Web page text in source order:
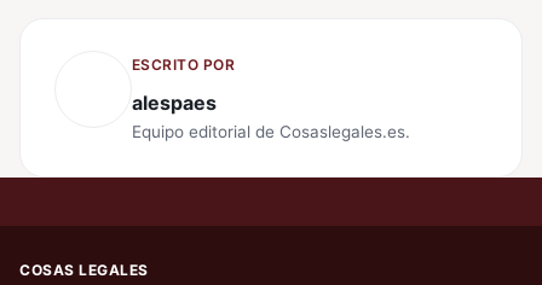
ESCRITO POR
alespaes
Equipo editorial de Cosaslegales.es.
COSAS LEGALES